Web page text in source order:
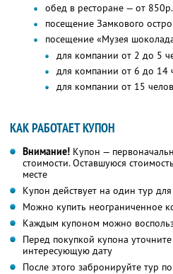
обед в ресторане — от 850р.
посещение Замкового
посещение «Музея
для компании от 2 до 5
для компании от 6 до 14
для компании от 15
КАК РАБОТАЕТ КУПОН
Внимание! Купон —
стоимости. Оставшуюся
месте
Купон действует на один тур
Можно купить неограниченное
Каждым купоном можно
Перед покупкой купона
интересующую дату
После этого забронируйте тур